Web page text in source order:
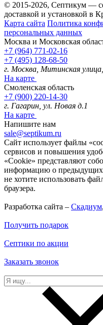
© 2015-2026, Септикум —
доставкой и установкой в
Карта сайта Политика
персональных данных
Москва и Московская
+7 (964) 771-02-16
+7 (495) 128-68-50
г. Москва, Митинская
На карте
Смоленская область
+7 (900) 220-14-30
г. Гагарин, ул. Новая д.1
На карте
Напишите нам
sale@septikum.ru
Сайт использует файлы
сервисов и повышения
«Cookie» представляют
информацию о предыдущих
не хотите использовать
браузера.
Разработка сайта – Скадиум
Получить подарок
Септики по акции
Заказать звонок